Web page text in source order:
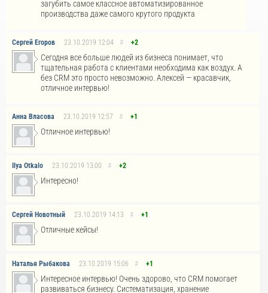
загубить самое классное автоматизированное
производства даже самого крутого продукта
Сергей Егоров 23.10.2019 12:04 # +2
Сегодня все больше людей из бизнеса понимает, что
тщательная работа с клиентами необходима как воздух. А
без CRM это просто невозможно. Алексей — красавчик,
отличное интервью!
Анна Власова 23.10.2019 12:57 # +1
Отличное интервью!
Ilya Otkalo 23.10.2019 13:00 # +2
Интересно!
Сергей Новотный 23.10.2019 14:13 # +1
Отличные кейсы!
Наталья Рыбакова 23.10.2019 15:06 # +1
Интересное интервью! Очень здорово, что CRM помогает
развиваться бизнесу. Систематизация, хранение